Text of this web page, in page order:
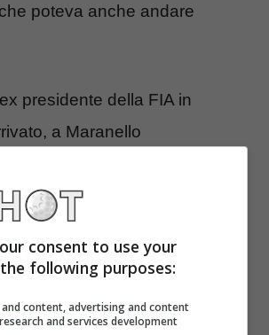
poteva anche andare
presidente della FIA in
a Maranello
anche l’italiano.
tutto.
avrebbe anche potuto
il suo addio immediato.
consent to use your
following purposes:
content, advertising and content
and services development